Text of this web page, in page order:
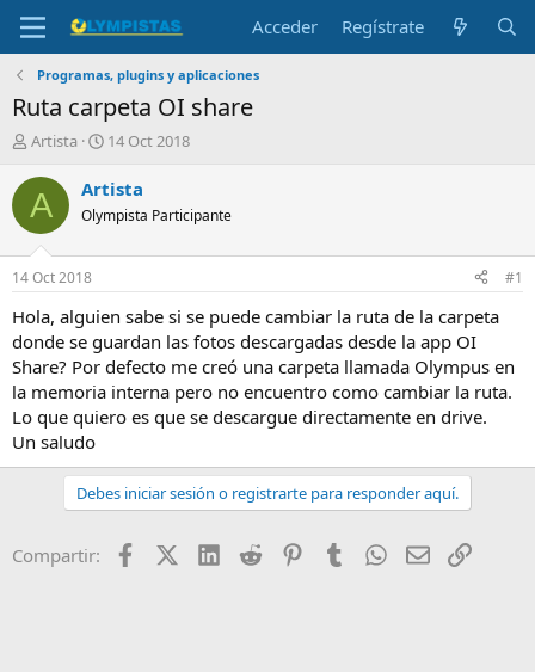
Acceder Regístrate
Programas, plugins y aplicaciones
Ruta carpeta OI share
I
i
c
a
d
o
r
e
l
t
e
m
a
Artista
F
c
a
i
n
c
i
o
14 Oct 2018
A Artista
Olympista Participante
14 Oct 2018 #1
Hola, alguien sabe si se puede cambiar la ruta de la carpeta
donde se guardan las fotos descargadas desde la app OI
Share? Por defecto me creó una carpeta llamada Olympus en
la memoria interna pero no encuentro como cambiar la ruta.
Lo que quiero es que se descargue directamente en drive.
Un saludo
Debes iniciar sesión o registrarte para responder aquí.
Compartir: FacebookX (Twitter)
LinkedIn
Reddit PinterestTumblr WhatsApp
EmailEnlace